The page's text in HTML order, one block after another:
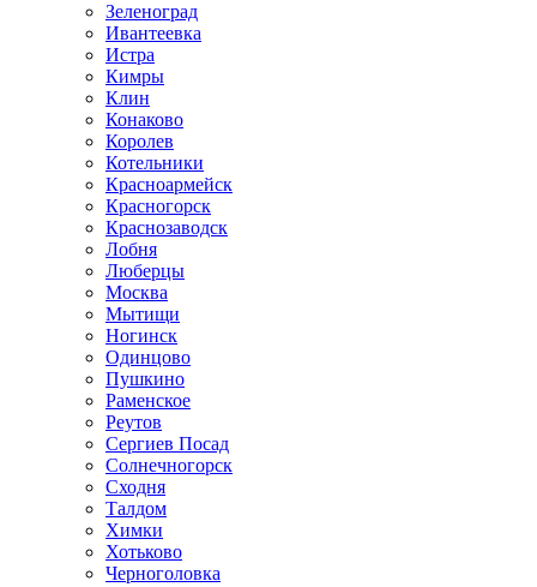
Зеленоград
Ивантеевка
Истра
Кимры
Клин
Конаково
Королев
Котельники
Красноармейск
Красногорск
Краснозаводск
Лобня
Люберцы
Москва
Мытищи
Ногинск
Одинцово
Пушкино
Раменское
Реутов
Сергиев Посад
Солнечногорск
Сходня
Талдом
Химки
Хотьково
Черноголовка